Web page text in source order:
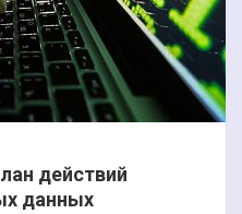
действий
данных